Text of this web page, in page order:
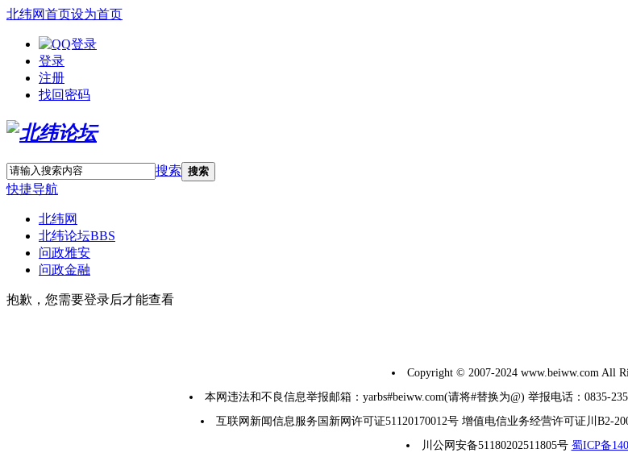
北纬网首页设为首页
登录
注册
找回密码
搜索 搜索
快捷导航
北纬网
北纬论坛BBS
问政雅安
问政金融
抱歉，您需要登录后才能查看
Copyright © 2007-2024 www.beiww.com All
本网违法和不良信息举报邮箱：yarbs#beiww.com(请将#替换为@) 举报电话：0835-
互联网新闻信息服务国新网许可证51120170012号 增值电信业务经营许可证川B2-
川公网安备51180202511805号 蜀ICP备